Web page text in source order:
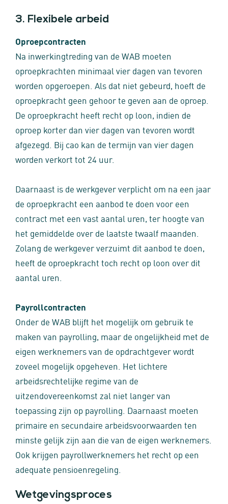
3. Flexibele arbeid
Oproepcontracten
Na inwerkingtreding van de WAB moeten
oproepkrachten minimaal vier dagen van tevoren
worden opgeroepen. Als dat niet gebeurd, hoeft de
oproepkracht geen gehoor te geven aan de oproep.
De oproepkracht heeft recht op loon, indien de
oproep korter dan vier dagen van tevoren wordt
afgezegd. Bij cao kan de termijn van vier dagen
worden verkort tot 24 uur.
Daarnaast is de werkgever verplicht om na een jaar
de oproepkracht een aanbod te doen voor een
contract met een vast aantal uren, ter hoogte van
het gemiddelde over de laatste twaalf maanden.
Zolang de werkgever verzuimt dit aanbod te doen,
heeft de oproepkracht toch recht op loon over dit
aantal uren.
Payrollcontracten
Onder de WAB blijft het mogelijk om gebruik te
maken van payrolling, maar de ongelijkheid met de
eigen werknemers van de opdrachtgever wordt
zoveel mogelijk opgeheven. Het lichtere
arbeidsrechtelijke regime van de
uitzendovereenkomst zal niet langer van
toepassing zijn op payrolling. Daarnaast moeten
primaire en secundaire arbeidsvoorwaarden ten
minste gelijk zijn aan die van de eigen werknemers.
Ook krijgen payrollwerknemers het recht op een
adequate pensioenregeling.
Wetgevingsproces